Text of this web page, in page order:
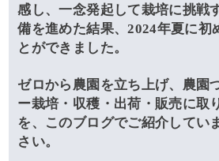
感し、一念発起して栽培に挑戦
備を進めた結果、2024年夏に初
とができました。
ゼロから農園を立ち上げ、農園
ー栽培・収穫・出荷・販売に取
を、このブログでご紹介してい
さい。